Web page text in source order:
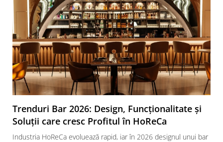
Trenduri Bar 2026: Design, Funcționalitate și
Soluții care cresc Profitul în HoReCa
Industria HoReCa evoluează rapid, iar în 2026 designul unui bar